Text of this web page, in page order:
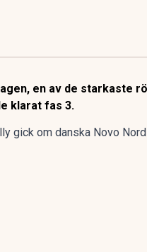
en av de starkaste
klarat fas 3.
gick om danska Novo